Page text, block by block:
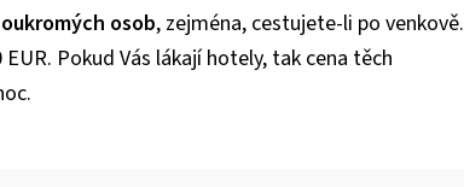
osob, zejména, cestujete-li po venkově.
Pokud Vás lákají hotely, tak cena těch